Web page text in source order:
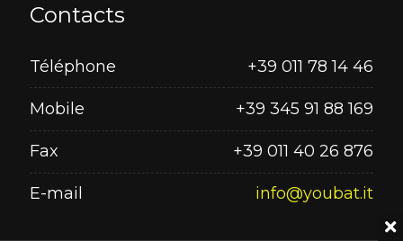
Contacts
Téléphone +39 011 78 14 46
Mobile +39 345 91 88 169
Fax +39 011 40 26 876
E-mail info@youbat.it